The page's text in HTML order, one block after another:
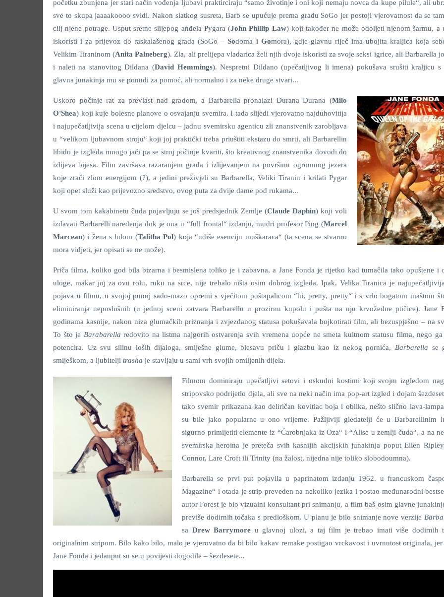
početku zbunjena jer stari način vođenja ljubavi praktirciraju “samo životinje i oni koji nemaju novca da kupe pilule“, ali
sve to skupa jaaaakoooo svidi. Nakon slatkog susreta, Barb se upućuje prema gradu SoGo jer postoji vjerovatnost da se
cilj njene potrage. Usput sretne slijepog anđela Pygara (John Phillip Law) koji također ne može odoljeti njenom šarmu, a
iskoristi i za prijevoz do raskalašenog grada (SoGo –Sodoma i Gomora), gdje glavnu riječ ima ubojita kraljica koja
Velikim Tiraninom (Anita Palneberg). Zla, ali prelijepa vladarica želi njih dvoje iskoristi za svoje seksi igrice, ali Barbarella
i naleti na stanovitog Dildana (David Hemmings). Nespretni Dildano (upečatljivog li imena) pokušava srušiti kraljicu s
glavna junakinja mu se ponudi za pomoć, ali normalno i za neke druge stvari...
Uskoro počinje rat za prevlast nad gradom, a Barbarella pronalazi Durana Durana (Milo
O'Shea) koji kuje bolesne planove o osvajanju svemira. I tada slijedi vjerovatno najduhovitija
i najupečatljivija scena u cijelom djelcu – jadnu svemirsku agenticu zli znanstvenik zarobljava
u “velikom ljubavnom stroju“ koji joj praktički treba priuštiti ekstazu do smrti, ali Barbarellin
libido je izgleda mnogo jači pa se stroj počinje kvariti, što kreativnog znanstvenika dovodi do
izlijeva bijesa. Film završava razaranjem grada i izlijevanjem na površinu ogromnog jezera
koje zrači zlom energijom (?), a jedini preživjeli su Barbarella, Veliki Tiranin i krilati Pygar
koji opet služi kao prijevozno sredstvo, ovog puta za dvije dame pod rukama...
U svom tom kakabinetu čuda pojavljuju se još predsjednik Zemlje (Claude Daphin) koji voli
izdavati Barbarelli naređenja dok je ona u “full frontal“ izdanju, mudri profesor Ping (Marcel
Marceau) i žena s lulom (Talitha Pol) koja “udiše esenciju muškaraca“ (ta scena se stvarno
mora vidjeti, jer opisati se ne može).
Priča filma, koliko god bila bizarna i besmislena toliko je i zabavna, a Jane Fonda je rijetko kad tumačila tako opuštene i
uloge, makar joj za ovu rolu, ruku na srce, nije trebalo ništa osim dobrog izgleda. Ipak, Velika Tiranica je
pojava u filmu, u svojoj punoj sado-mazo opremi s vječitom poštapalicom “hi, pretty, pretty“ i s vrlo bogatom maštom
eliminiranja neposlušnih (u jednoj sceni zatvara Barbarellu u prozirnu kupolu i pušta na nju krvožedne ptičice). Jane
godinama kasnije, nakon niza glumačkih priznanja i zvjezdanog statusa pokušavala bojkotirati film, ali bezuspješno – na
To što je Barabarellaredovito na listma najgorih ostvarenja svih vremena uopće ne smeta kultnom statusu filma, nego
potencira. Uz svu silinu loših dijaloga, smiješne glume, blesavu priču i glazbu kao iz nekog pornića, Barbarella se
smiješkom, a ljubitelji trasha je stavljaju u sami vrh svojih omiljenih dijela.
Filmom dominiraju upečatljivi setovi i oskudni kostimi koji svojm izgledom
stripovsko podrijetlo djela, ali sve na neki način ima pop-art izgled i dojam
tako svemir prikazana kao deliričan kovitlac boja i oblika, nešto slično lava-
su bile jako popularne u ono vrijeme. Pažljiviji gledatelji će u Barbarellinim
sigurno primijetiti elemente iz “Čarobnjaka iz Oza“ i “Alise u zemlji čuda“, a na
svemirska heroina je preteča svih kasnijih akcijskih junakinja poput Ellen
Connor, Lare Croft ili Trinity (na žalost, nijedna nije toliko slobodoumna).
Barbarella se prvi put pojavila u paprinatom izdanju 1962. u francuskom
Magazine“ i otada je strip preveden na nekoliko jezika i postao međunarodni
autor Forest je bio vizualni konsultant pri snimanju, a film baš osim glavne
previše dodirnih točaka s predloškom. U planu je bilo snimanje nove verzije
sa Drew Barrymore u glavnoj ulozi, a taj film je trebao imati više dodirnih
originalnim stripom. Bilo kako bilo, malo je vjerovatno da bi bilo kakav remake postigao vrckavost i uvrnutost originala, jer
Jane Fonda i jedanput su se u povijesti dogodile – šezdesete...